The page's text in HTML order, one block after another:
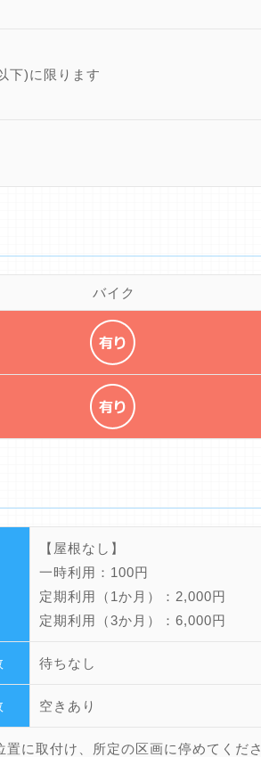
下)に限ります
バイク
【屋根なし】
一時利用：100円
定期利用（1か月）：2,000円
定期利用（3か月）：6,000円
待ちなし
空きあり
に取付け、所定の区画に停めてくださ